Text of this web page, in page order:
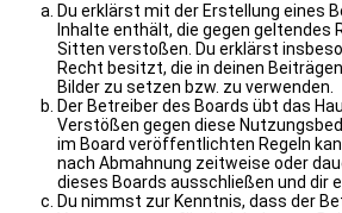
Du erklärst mit der Erstellung eines
Inhalte enthält, die gegen geltendes
Sitten verstoßen. Du erklärst
Recht besitzt, die in deinen
Bilder zu setzen bzw. zu verwenden.
Der Betreiber des Boards übt das
Verstößen gegen diese
im Board veröffentlichten Regeln
nach Abmahnung zeitweise oder
dieses Boards ausschließen und dir
Du nimmst zur Kenntnis, dass der